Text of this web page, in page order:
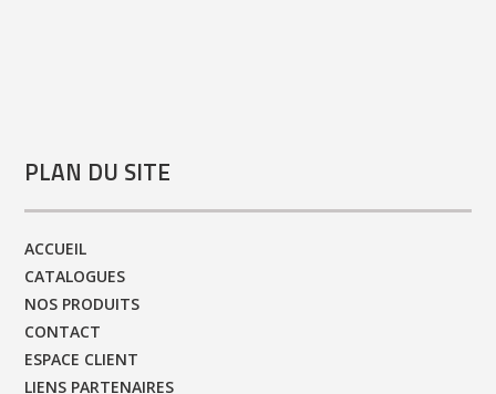
PLAN DU SITE
ACCUEIL
CATALOGUES
NOS PRODUITS
CONTACT
ESPACE CLIENT
LIENS PARTENAIRES